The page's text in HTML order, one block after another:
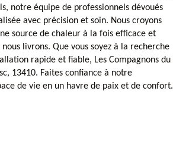
notre équipe de professionnels dévoués
avec précision et soin. Nous croyons
source de chaleur à la fois efficace et
livrons. Que vous soyez à la recherche
rapide et fiable, Les Compagnons du
13410. Faites confiance à notre
de vie en un havre de paix et de confort.